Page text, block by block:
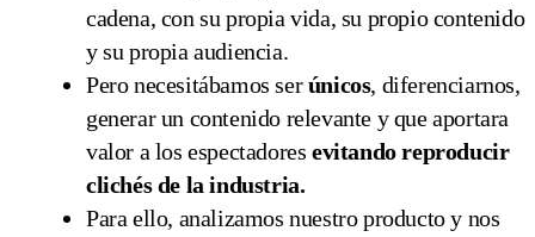
cadena, con su propia vida, su propio contenido
y su propia audiencia.
Pero necesitábamos serúnicos, diferenciarnos,
generar un contenido relevante y que aportara
valor a los espectadoresevitando reproducir
clichés de la industria.
Para ello, analizamos nuestro producto y nos